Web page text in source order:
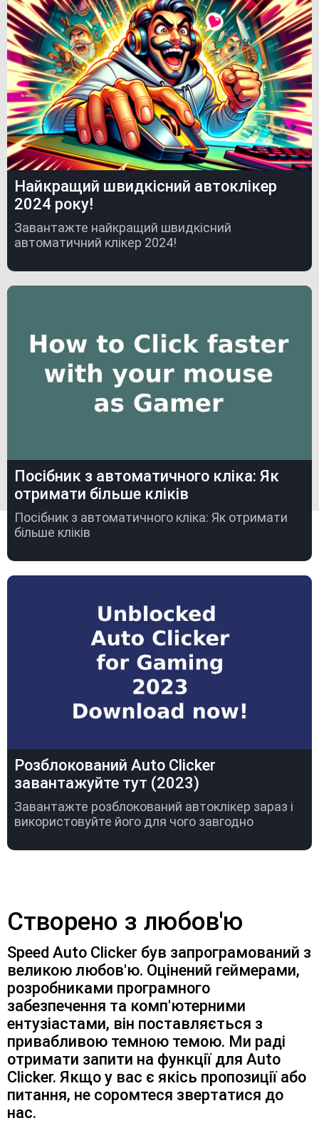
Найкращий швидкісний автоклікер
2024 року!
Завантажте найкращий швидкісний
автоматичний клікер 2024!
Посібник з автоматичного кліка: Як
отримати більше кліків
Посібник з автоматичного кліка: Як отримати
більше кліків
Розблокований Auto Clicker
завантажуйте тут (2023)
Завантажте розблокований автоклікер зараз і
використовуйте його для чого завгодно
Створено з любов'ю
Speed Auto Clicker був запрограмований з
великою любов'ю. Оцінений геймерами,
розробниками програмного
забезпечення та комп'ютерними
ентузіастами, він поставляється з
привабливою темною темою. Ми раді
отримати запити на функції для Auto
Clicker. Якщо у вас є якісь пропозиції або
питання, не соромтеся звертатися до
нас.